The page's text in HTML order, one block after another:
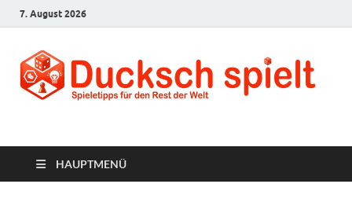
7. August 2026
Ducksch Spielt
HAUPTMENÜ